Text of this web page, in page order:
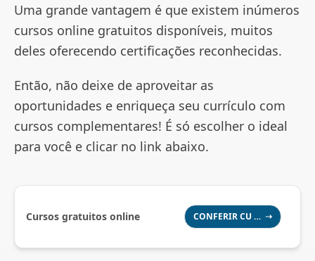
Uma grande vantagem é que existem inúmeros
cursos online gratuitos disponíveis, muitos
deles oferecendo certificações reconhecidas.
Então, não deixe de aproveitar as
oportunidades e enriqueça seu currículo com
cursos complementares! É só escolher o ideal
para você e clicar no link abaixo.
Cursos gratuitos online CONFERIR CU … ➝